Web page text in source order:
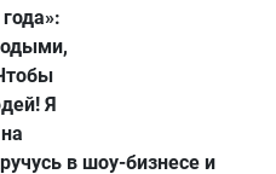
Я
в шоу-бизнесе и